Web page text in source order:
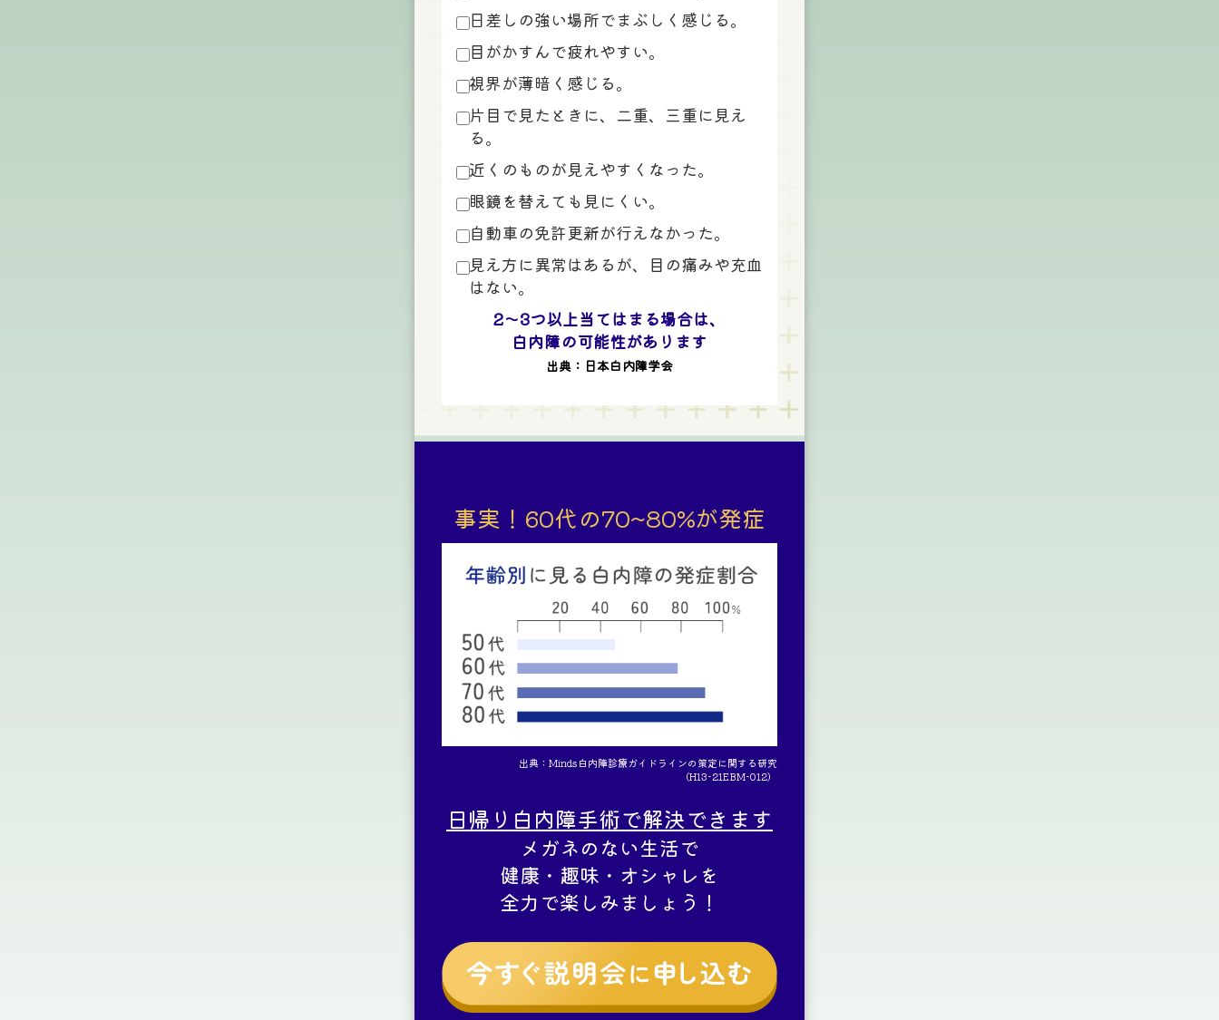
日差しの強い場所でまぶしく感じる。
目がかすんで疲れやすい。
視界が薄暗く感じる。
片目で見たときに、二重、三重に見え
る。
近くのものが見えやすくなった。
眼鏡を替えても見にくい。
自動車の免許更新が行えなかった。
見え方に異常はあるが、目の痛みや充血
はない。
2～3つ以上当てはまる場合は、
白内障の可能性があります
出典：日本白内障学会
事実！60代の70~80%が発症
出典：Minds白内障診療ガイドラインの策定に関する研究
（H13-21EBM-012）
日帰り白内障手術で解決できます
メガネのない生活で
健康・趣味・オシャレを
全力で楽しみましょう！